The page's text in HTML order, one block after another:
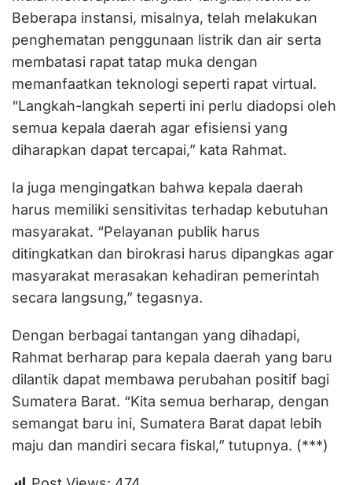
Beberapa instansi, misalnya, telah melakukan
penghematan penggunaan listrik dan air serta
membatasi rapat tatap muka dengan
memanfaatkan teknologi seperti rapat virtual.
“Langkah-langkah seperti ini perlu diadopsi oleh
semua kepala daerah agar efisiensi yang
diharapkan dapat tercapai,” kata Rahmat.
Ia juga mengingatkan bahwa kepala daerah
harus memiliki sensitivitas terhadap kebutuhan
masyarakat. “Pelayanan publik harus
ditingkatkan dan birokrasi harus dipangkas agar
masyarakat merasakan kehadiran pemerintah
secara langsung,” tegasnya.
Dengan berbagai tantangan yang dihadapi,
Rahmat berharap para kepala daerah yang baru
dilantik dapat membawa perubahan positif bagi
Sumatera Barat. “Kita semua berharap, dengan
semangat baru ini, Sumatera Barat dapat lebih
maju dan mandiri secara fiskal,” tutupnya. (***)